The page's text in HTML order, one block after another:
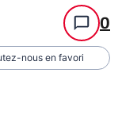
0
nous en favori